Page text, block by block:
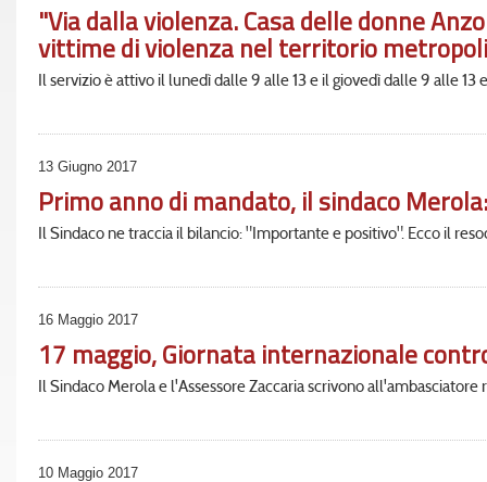
"Via dalla violenza. Casa delle donne
vittime di violenza nel territorio
Il servizio è attivo il lunedì dalle 9 alle 13 e il giovedì dalle 9 alle
13 Giugno 2017
Primo anno di mandato, il sindaco
Il Sindaco ne traccia il bilancio: "Importante e positivo". Ecco il
16 Maggio 2017
17 maggio, Giornata internazionale
Il Sindaco Merola e l'Assessore Zaccaria scrivono
10 Maggio 2017